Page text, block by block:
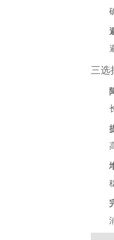
三选